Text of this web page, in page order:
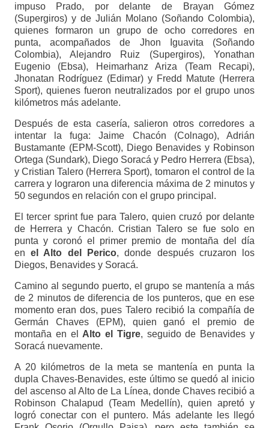
impuso Prado, por delante de Brayan Gómez
(Supergiros) y de Julián Molano (Soñando Colombia),
quienes formaron un grupo de ocho corredores en
punta, acompañados de Jhon Iguavita (Soñando
Colombia), Alejandro Ruiz (Supergiros), Yonathan
Eugenio (Ebsa), Heimarhanz Ariza (Team Recapi),
Jhonatan Rodríguez (Edimar) y Fredd Matute (Herrera
Sport), quienes fueron neutralizados por el grupo unos
kilómetros más adelante.
Después de esta casería, salieron otros corredores a
intentar la fuga: Jaime Chacón (Colnago), Adrián
Bustamante (EPM-Scott), Diego Benavides y Robinson
Ortega (Sundark), Diego Soracá y Pedro Herrera (Ebsa),
y Cristian Talero (Herrera Sport), tomaron el control de la
carrera y lograron una diferencia máxima de 2 minutos y
50 segundos en relación con el grupo principal.
El tercer sprint fue para Talero, quien cruzó por delante
de Herrera y Chacón. Cristian Talero se fue solo en
punta y coronó el primer premio de montaña del día
enel Alto del Perico, donde después cruzaron los
Diegos, Benavides y Soracá.
Camino al segundo puerto, el grupo se mantenía a más
de 2 minutos de diferencia de los punteros, que en ese
momento eran dos, pues Talero recibió la compañía de
Germán Chaves (EPM), quien ganó el premio de
montaña en el Alto el Tigre, seguido de Benavides y
Soracá nuevamente.
A 20 kilómetros de la meta se mantenía en punta la
dupla Chaves-Benavides, este último se quedó al inicio
del ascenso al Alto de La Línea, donde Chaves recibió a
Robinson Chalapud (Team Medellín), quien apretó y
logró conectar con el puntero. Más adelante les llegó